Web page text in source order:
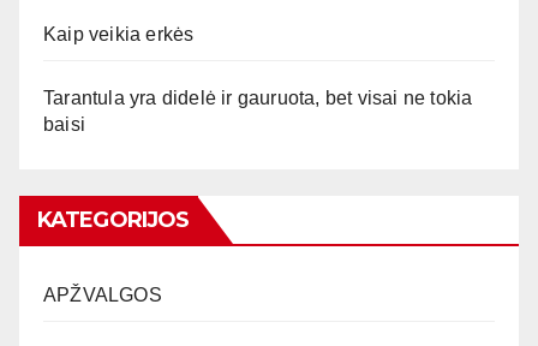
Kaip veikia erkės
Tarantula yra didelė ir gauruota, bet visai ne tokia
baisi
KATEGORIJOS
APŽVALGOS